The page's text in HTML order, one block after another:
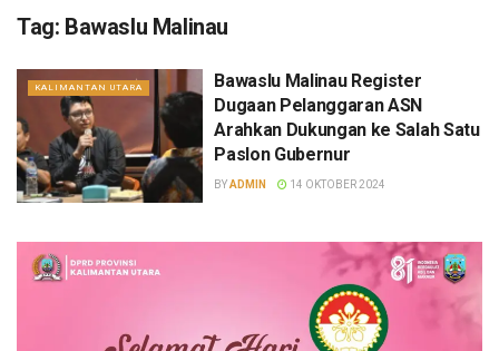
Tag: Bawaslu Malinau
KALIMANTAN UTARA
Bawaslu Malinau Register
Dugaan Pelanggaran ASN
Arahkan Dukungan ke Salah Satu
Paslon Gubernur
BYADMIN 14 OKTOBER 2024